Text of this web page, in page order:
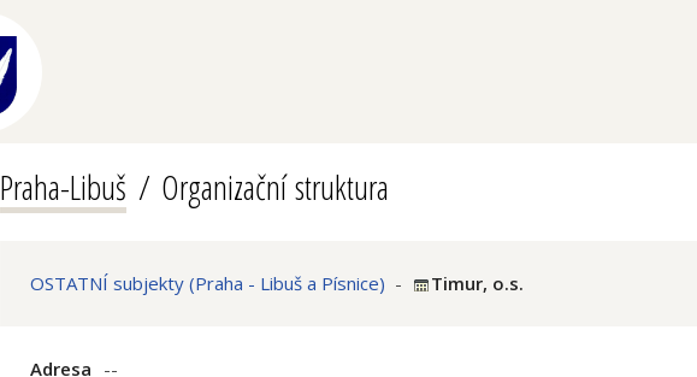
Praha-Libuš Organizační struktura
OSTATNÍ subjekty (Praha - Libuš a Písnice) - Timur, o.s.
Adresa --